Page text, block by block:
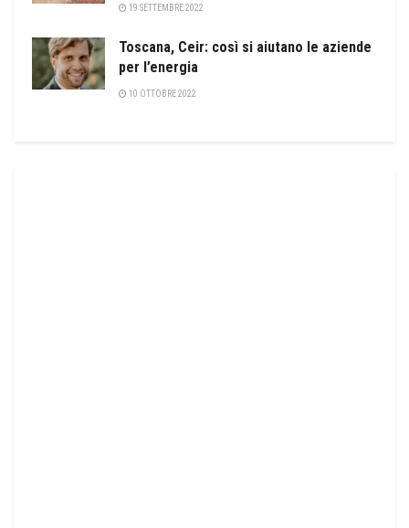
19 SETTEMBRE 2022
Toscana, Ceir: così si aiutano le aziende
per l’energia
10 OTTOBRE 2022